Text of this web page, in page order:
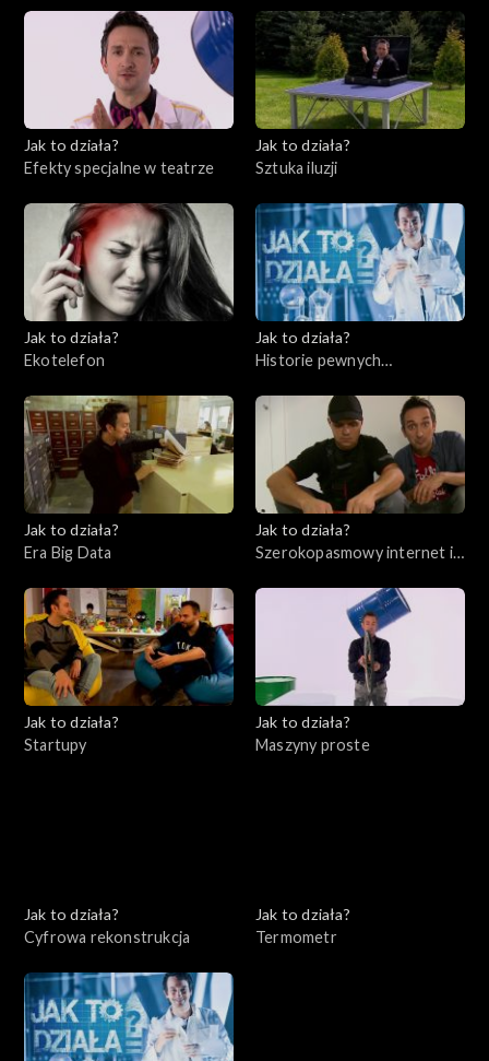
Jak to działa?
Efekty specjalne w teatrze
Jak to działa?
Sztuka iluzji
Jak to działa?
Ekotelefon
Jak to działa?
Historie pewnych
Jak to działa?
Era Big Data
Jak to działa?
Szerokopasmowy internet i
Jak to działa?
Startupy
Jak to działa?
Maszyny proste
Jak to działa?
Cyfrowa rekonstrukcja
Jak to działa?
Termometr